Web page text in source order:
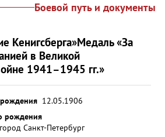
Боевой путь и документы
Кенигсберга»Медаль «За
в Великой
1941–1945 гг.»
12.05.1906
рождения
Санкт-Петербург